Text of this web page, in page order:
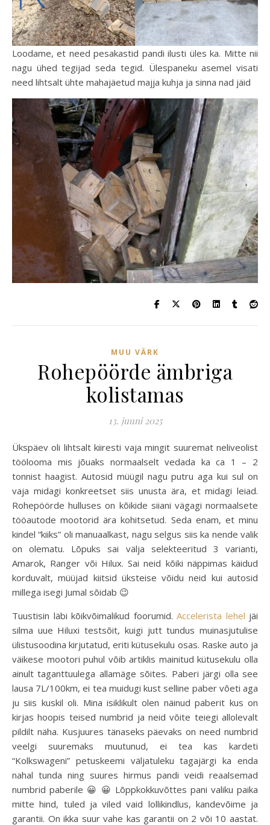
Loodame, et need pesakastid pandi ilusti üles ka. Mitte nii
nagu ühed tegijad seda tegid. Ülespaneku asemel visati
need lihtsalt ühte mahajäetud majja kuhja ja sinna nad jäid
MUU VÄRK
Rohepöörde ämbriga
kolistamas
13. juuni 2025
Ükspäev oli lihtsalt kiiresti vaja mingit suuremat neliveolist
töölooma mis jõuaks normaalselt vedada ka ca 1 – 2
tonnist haagist. Autosid müügil nagu putru aga kui sul on
vaja midagi konkreetset siis unusta ära, et midagi leiad.
Rohepöörde hulluses on kõikide siiani vägagi normaalsete
tööautode mootorid ära kohitsetud. Seda enam, et minu
kindel “kiiks” oli manuaalkast, nagu selgus siis ka nende valik
on olematu. Lõpuks sai välja selekteeritud 3 varianti,
Amarok, Ranger või Hilux. Sai neid kõiki näppimas käidud
korduvalt, müüjad kiitsid üksteise võidu neid kui autosid
millega isegi Jumal sõidab 😉
Tuustisin läbi kõikvõimalikud foorumid. Accelerista lehel jäi
silma uue Hiluxi testsõit, kuigi jutt tundus muinasjutulise
ülistusoodina kirjutatud, eriti kütusekulu osas. Raske auto ja
väikese mootori puhul võib artiklis mainitud kütusekulu olla
ainult taganttuulega allamäge sõites. Paberi järgi olla see
lausa 7L/100km, ei tea muidugi kust selline paber võeti aga
ju siis kuskil oli. Mina isiklikult olen näinud paberit kus on
kirjas hoopis teised numbrid ja neid võite teiegi allolevalt
pildilt näha. Kusjuures tänaseks päevaks on need numbrid
veelgi suuremaks muutunud, ei tea kas kardeti
“Kolkswageni” petuskeemi väljatuleku tagajärgi ka enda
nahal tunda ning suures hirmus pandi veidi reaalsemad
numbrid paberile 😀 😀 Lõppkokkuvõttes pani valiku paika
mitte hind, tuled ja viled vaid lollikindlus, kandevõime ja
garantii. On ikka suur vahe kas garantii on 2 või 10 aastat.